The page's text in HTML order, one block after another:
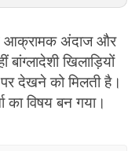
आक्रामक अंदाज और
खिलाड़ियों
देखने को मिलती है।
का विषय बन गया।